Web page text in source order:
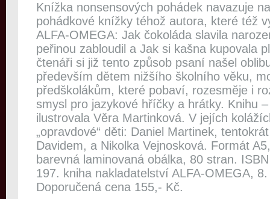
Knížka nonsensových pohádek navazuje
pohádkové knížky téhož autora, které též
ALFA-OMEGA: Jak čokoláda slavila
peřinou zabloudil a Jak si kašna kupovala
čtenáři si již tento způsob psaní našel
především dětem nižšího školního věku,
předškolákům, které pobaví, rozesměje i
smysl pro jazykové hříčky a hrátky. Knihu
ilustrovala Věra Martinková. V jejích
„opravdové“ děti: Daniel Martinek,
Davidem, a Nikolka Vejnosková. Formát
barevná laminovaná obálka, 80 stran.
197. kniha nakladatelství ALFA-OMEGA,
Doporučená cena 155,- Kč.